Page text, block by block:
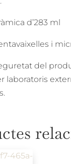
d’283 ml
i
del
laboratoris